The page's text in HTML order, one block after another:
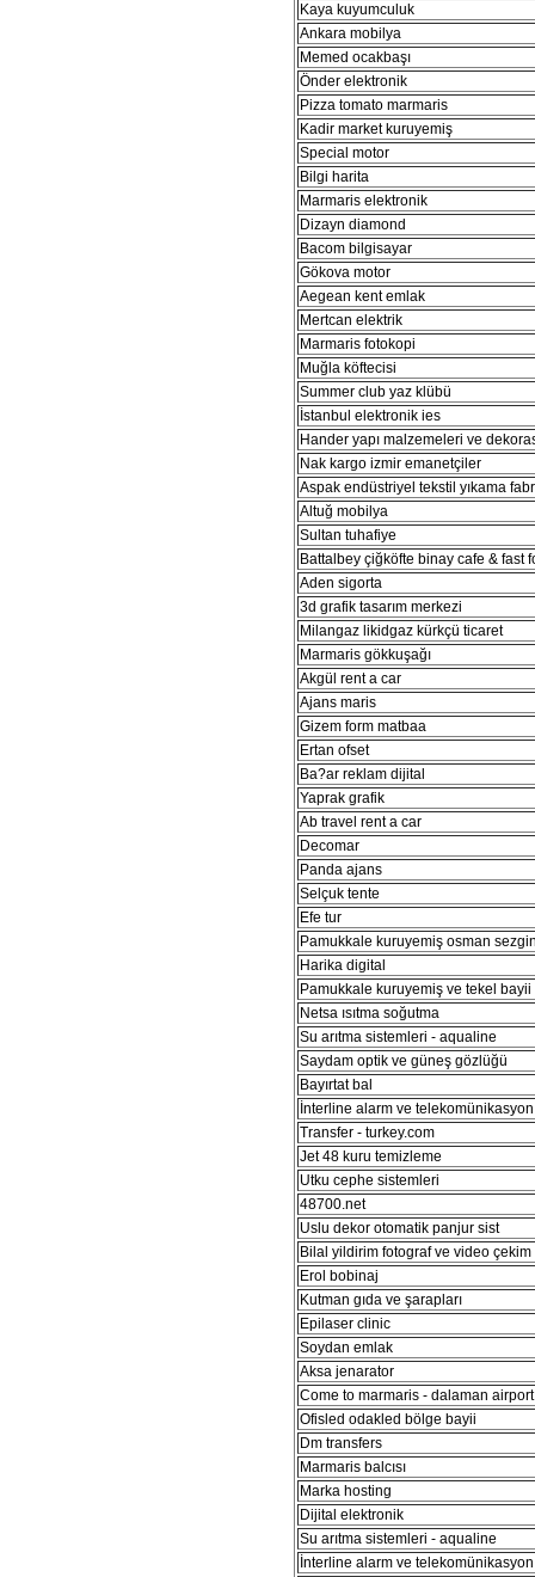
Kaya kuyumculuk
Ankara mobilya
Memed ocakbaşı
Önder elektronik
Pizza tomato marmaris
Kadir market kuruyemiş
Special motor
Bilgi harita
Marmaris elektronik
Dizayn diamond
Bacom bilgisayar
Gökova motor
Aegean kent emlak
Mertcan elektrik
Marmaris fotokopi
Muğla köftecisi
Summer club yaz klübü
İstanbul elektronik ies
Hander yapı malzemeleri ve
Nak kargo izmir emanetçiler
Aspak endüstriyel tekstil yıkama
Altuğ mobilya
Sultan tuhafiye
Battalbey çiğköfte binay cafe & fast
Aden sigorta
3d grafik tasarım merkezi
Milangaz likidgaz kürkçü ticaret
Marmaris gökkuşağı
Akgül rent a car
Ajans maris
Gizem form matbaa
Ertan ofset
Ba?ar reklam dijital
Yaprak grafik
Ab travel rent a car
Decomar
Panda ajans
Selçuk tente
Efe tur
Pamukkale kuruyemiş osman
Harika digital
Pamukkale kuruyemiş ve tekel bayii
Netsa ısıtma soğutma
Su arıtma sistemleri - aqualine
Saydam optik ve güneş gözlüğü
Bayırtat bal
İnterline alarm ve
Transfer - turkey.com
Jet 48 kuru temizleme
Utku cephe sistemleri
48700.net
Uslu dekor otomatik panjur sist
Bilal yildirim fotograf ve video çekim
Erol bobinaj
Kutman gıda ve şarapları
Epilaser clinic
Soydan emlak
Aksa jenarator
Come to marmaris - dalaman
Ofisled odakled bölge bayii
Dm transfers
Marmaris balcısı
Marka hosting
Dijital elektronik
Su arıtma sistemleri - aqualine
İnterline alarm ve